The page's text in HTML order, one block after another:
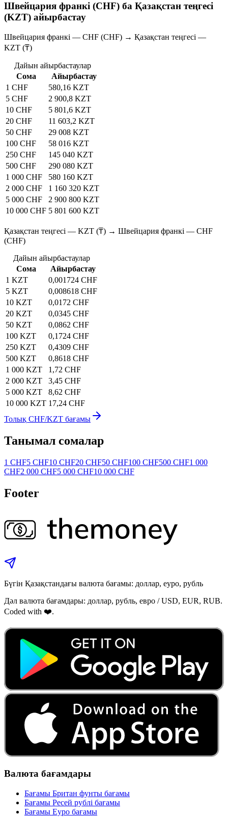
Швейцария франкі (CHF) ба Қазақстан теңгесі
(KZT) айырбастау
Швейцария франкі — CHF (CHF) → Қазақстан теңгесі —
KZT (₸)
Дайын айырбастаулар
Сома
Айырбастау
1 CHF
580,16 KZT
5 CHF
2 900,8 KZT
10 CHF
5 801,6 KZT
20 CHF
11 603,2 KZT
50 CHF
29 008 KZT
100 CHF
58 016 KZT
250 CHF
145 040 KZT
500 CHF
290 080 KZT
1 000 CHF
580 160 KZT
2 000 CHF
1 160 320 KZT
5 000 CHF
2 900 800 KZT
10 000 CHF 5 801 600 KZT
Қазақстан теңгесі — KZT (₸) → Швейцария франкі — CHF
(CHF)
Дайын айырбастаулар
Сома
Айырбастау
1 KZT
0,001724 CHF
5 KZT
0,008618 CHF
10 KZT
0,0172 CHF
20 KZT
0,0345 CHF
50 KZT
0,0862 CHF
100 KZT
0,1724 CHF
250 KZT
0,4309 CHF
500 KZT
0,8618 CHF
1 000 KZT
1,72 CHF
2 000 KZT
3,45 CHF
5 000 KZT
8,62 CHF
10 000 KZT 17,24 CHF
Толық CHF/KZT бағамы
Танымал сомалар
1 CHF5 CHF10 CHF20 CHF50 CHF100 CHF500 CHF1 000
CHF2 000 CHF5 000 CHF10 000 CHF
Footer
Бүгін Қазақстандағы валюта бағамы: доллар, еуро, рубль
Дәл валюта бағамдары: доллар, рубль, евро / USD, EUR, RUB.
Coded with ❤️.
Валюта бағамдары
Бағамы Британ фунты бағамы
Бағамы Ресей рублі бағамы
Бағамы Еуро бағамы